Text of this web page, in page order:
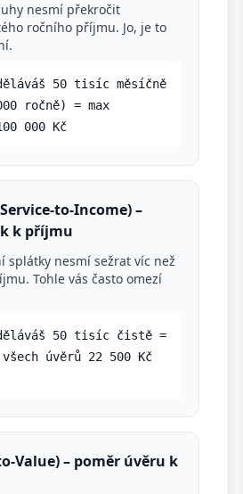
nesmí překročit
ročního příjmu. Jo, je to
50 tisíc měsíčně
ročně) = max
000 Kč
to-Income) –
k příjmu
splátky nesmí sežrat víc než
Tohle vás často omezí
50 tisíc čistě =
úvěrů 22 500 Kč
Value) – poměr úvěru k